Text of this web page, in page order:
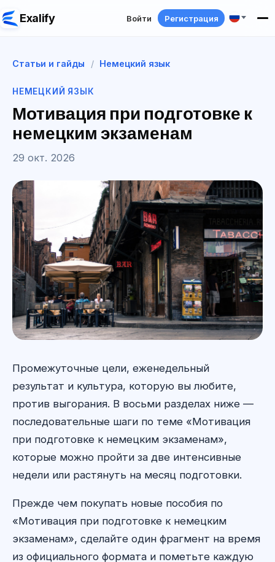
Exalify Войти Регистрация
Статьи и гайды / Немецкий язык
НЕМЕЦКИЙ ЯЗЫК
Мотивация при подготовке к
немецким экзаменам
29 окт. 2026
Промежуточные цели, еженедельный
результат и культура, которую вы любите,
против выгорания. В восьми разделах ниже —
последовательные шаги по теме «Мотивация
при подготовке к немецким экзаменам»,
которые можно пройти за две интенсивные
недели или растянуть на месяц подготовки.
Прежде чем покупать новые пособия по
«Мотивация при подготовке к немецким
экзаменам», сделайте один фрагмент на время
из официального формата и пометьте каждую